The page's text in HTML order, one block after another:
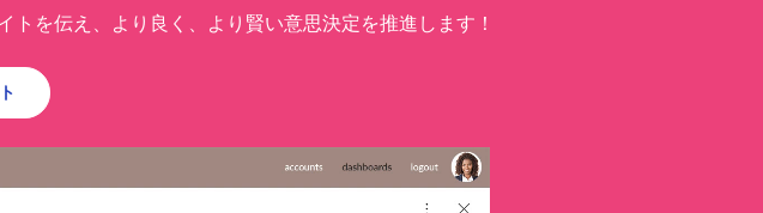
を伝え、より良く、より賢い意思決定を推進します！